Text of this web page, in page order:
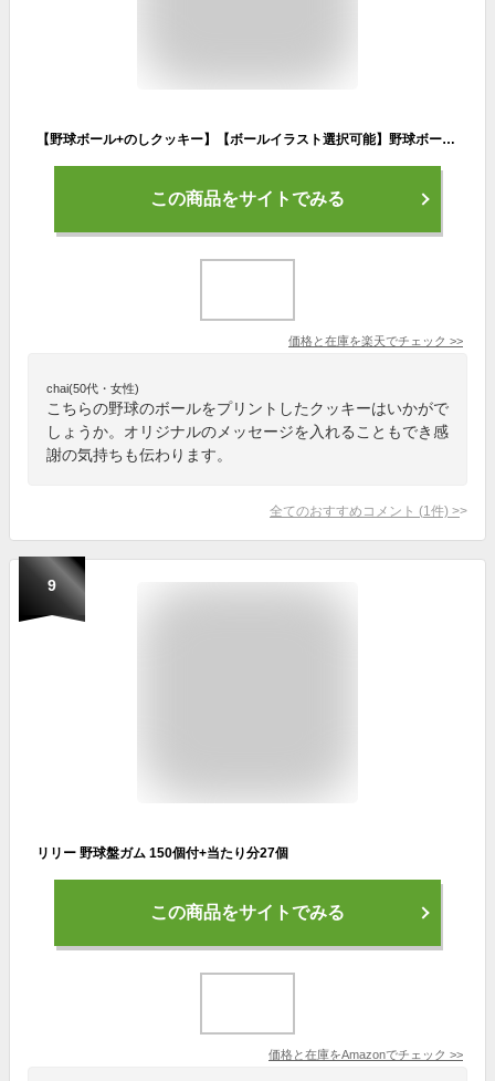
【野球ボール+のしクッキー】【ボールイラスト選択可能】野球ボール サッカーボール バスケットボールありがとう 退職 転勤卒業 卒園 職場挨拶 友人 家族 内祝 イベント名入れギフト サンクスギフト サンキュークッキー◆北海道・沖縄発送不可◆
この商品をサイトでみる
価格と在庫を楽天でチェック >>
chai(50代・女性)
こちらの野球のボールをプリントしたクッキーはいかがで
しょうか。オリジナルのメッセージを入れることもでき感
謝の気持ちも伝わります。
全てのおすすめコメント (1 件) >
9
リリー 野球盤ガム 150個付+当たり分27個
この商品をサイトでみる
価格と在庫をAmazonでチェック >>